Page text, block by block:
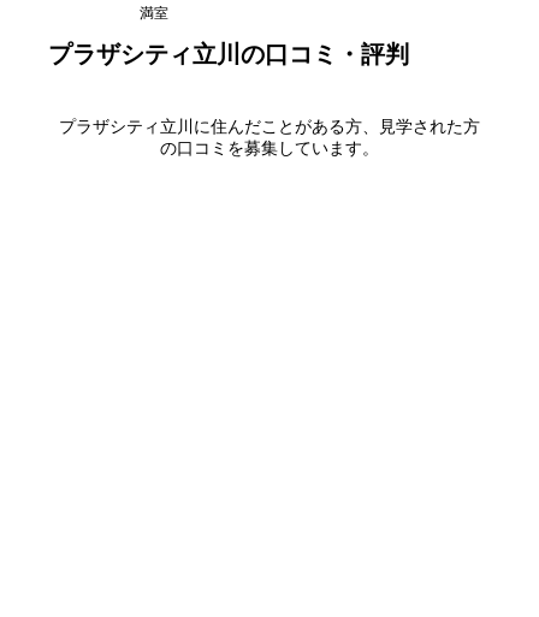
満室
プラザシティ立川 の口コミ・評判
プラザシティ立川 に住んだことがある方、見学された方
の口コミを募集しています。